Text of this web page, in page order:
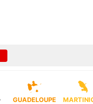
GUADELOUPE